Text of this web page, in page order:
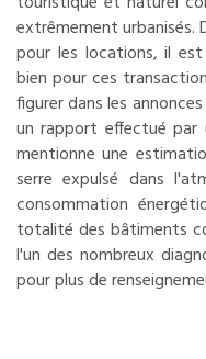
extrêmement urbanisés.
pour les locations, il
bien pour ces
figurer dans les
un rapport effectué par
mentionne une
serre expulsé dans
consommation
totalité des bâtiments
l'un des nombreux
pour plus de